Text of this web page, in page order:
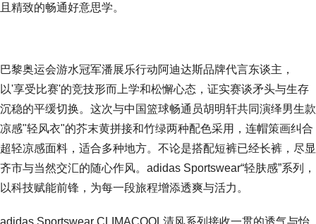
且精致的畅通好意思学。
巴黎奥运会游水冠军潘展乐行动阿迪达斯品牌代言东谈主，
以'享受比赛'的竞技形而上学和松懈心态，证实赛谈矛头与生存
沉稳的平缓切换。这次与中国篮球畅通员胡明轩共同演绎男生款
凉感"轻风衣"的芥末黄拼接和竹绿两种配色采用，连帽策画纠合
超轻凉感面料，适合多种地方。不论是搭配短裤已经长裤，尽显
齐市与当然交汇的随心作风。adidas Sportswear“轻肤感”系列，
以科技赋能前锋，为每一段旅程增添透爽与活力。
adidas Sportswear CLIMACOOL清风系列接收一贯的透气与怡